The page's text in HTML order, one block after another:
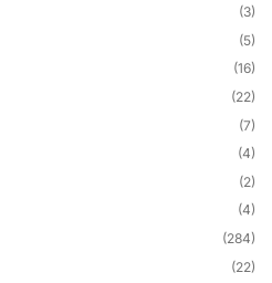
(3)
(5)
(16)
(22)
(7)
(4)
(2)
(4)
(284)
(22)